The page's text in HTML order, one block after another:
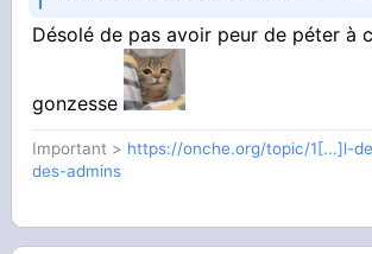
Désolé de pas avoir peur de péter à
gonzesse
Important > https://onche.org/topic/1[...]l-
des-admins